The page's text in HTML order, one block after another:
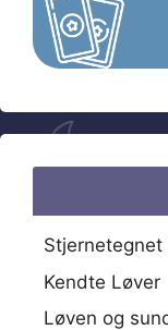
Stjernetegnet
Kendte Løver
Løven og